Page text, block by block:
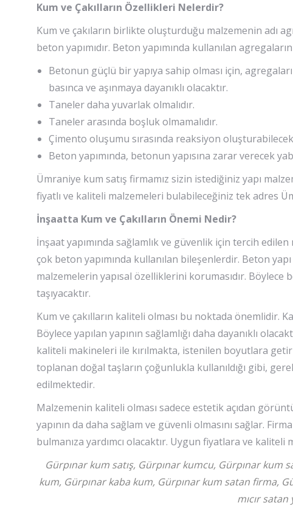
Kum ve Çakılların Özellikleri Nelerdir?
Kum ve çakıların birlikte oluşturduğu malzemenin adı
beton yapımıdır. Beton yapımında kullanılan
Betonun güçlü bir yapıya sahip olması için,
basınca ve aşınmaya dayanıklı olacaktır.
Taneler daha yuvarlak olmalıdır.
Taneler arasında boşluk olmamalıdır.
Çimento oluşumu sırasında reaksiyon
Beton yapımında, betonun yapısına zarar verecek
Ümraniye kum satış firmamız sizin istediğiniz yapı
fiyatlı ve kaliteli malzemeleri bulabileceğiniz tek adres
İnşaatta Kum ve Çakılların Önemi Nedir?
İnşaat yapımında sağlamlık ve güvenlik için tercih
çok beton yapımında kullanılan bileşenlerdir. Beton
malzemelerin yapısal özelliklerini korumasıdır. Böylece
taşıyacaktır.
Kum ve çakılların kaliteli olması bu noktada önemlidir.
Böylece yapılan yapının sağlamlığı daha dayanıklı
kaliteli makineleri ile kırılmakta, istenilen boyutlara
toplanan doğal taşların çoğunlukla kullanıldığı gibi,
edilmektedir.
Malzemenin kaliteli olması sadece estetik açıdan
yapının da daha sağlam ve güvenli olmasını sağlar.
bulmanıza yardımcı olacaktır. Uygun fiyatlara ve
Gürpınar kum satış, Gürpınar kumcu, Gürpınar
kum, Gürpınar kaba kum, Gürpınar kum satan firma,
mıcır satan